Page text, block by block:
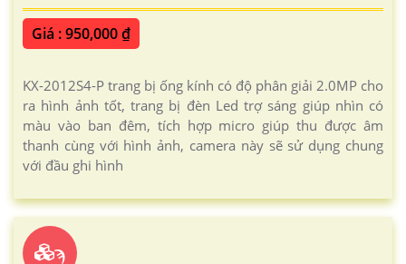
Giá : 950,000 ₫
KX-2012S4-P trang bị ống kính có độ phân giải 2.0MP cho
ra hình ảnh tốt, trang bị đèn Led trợ sáng giúp nhìn có
màu vào ban đêm, tích hợp micro giúp thu được âm
thanh cùng với hình ảnh, camera này sẽ sử dụng chung
với đầu ghi hình
ϡ